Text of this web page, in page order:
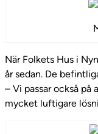
När Folkets Hus i
år sedan. De
– Vi passar också
mycket luftigare